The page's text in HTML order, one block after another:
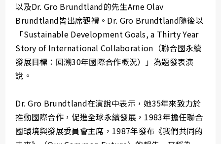
以及Dr. Gro Brundtland的先生Arne Olav
Brundtland皆出席觀禮。Dr. Gro Brundtland隨後以
「Sustainable Development Goals, a Thirty Year
Story of International Collaboration（聯合國永續
發展目標：回溯30年國際合作概況）」為題發表演
說。
Dr. Gro Brundtland在演說中表示，她35年來致力於
推動國際合作，促進全球永續發展，1983年擔任聯合
國環境與發展委員會主席，1987年發布《我們共同的